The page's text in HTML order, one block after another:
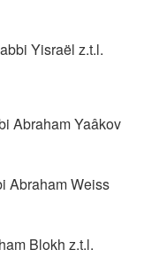
Yisraël z.t.l.
Abraham Yaâkov
Abraham Weiss
Blokh z.t.l.